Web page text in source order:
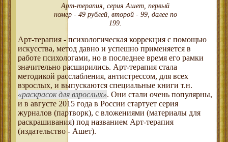
Арт-терапия, серия Ашет, первый
номер - 49 рублей, второй - 99, далее по
199.
Арт-терапия - психологическая коррекция с помощью
искусства, метод давно и успешно применяется в
работе психологами, но в последнее время его рамки
значительно расширились. Арт-терапия стала
методикой расслабления, антистрессом, для всех
взрослых, и выпускаются специальные книги т.н.
раскрасок для взрослых . Они стали очень популярны,
и в августе 2015 года в России стартует серия
журналов (партворк), с вложениями (материалы для
раскрашивания) под названием Арт-терапия
(издательство - Ашет).